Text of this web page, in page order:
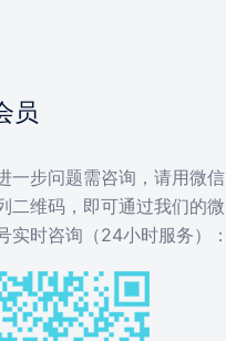
员
一步问题需咨询，请用微信
二维码，即可通过我们的微
实时咨询（24小时服务）：